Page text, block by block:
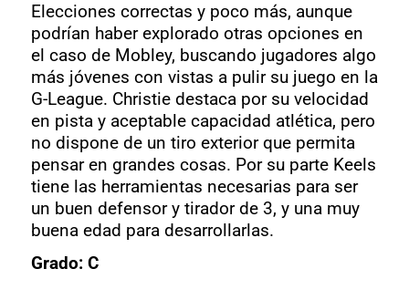
Elecciones correctas y poco más, aunque
podrían haber explorado otras opciones en
el caso de Mobley, buscando jugadores algo
más jóvenes con vistas a pulir su juego en la
G-League. Christie destaca por su velocidad
en pista y aceptable capacidad atlética, pero
no dispone de un tiro exterior que permita
pensar en grandes cosas. Por su parte Keels
tiene las herramientas necesarias para ser
un buen defensor y tirador de 3, y una muy
buena edad para desarrollarlas.
Grado: C